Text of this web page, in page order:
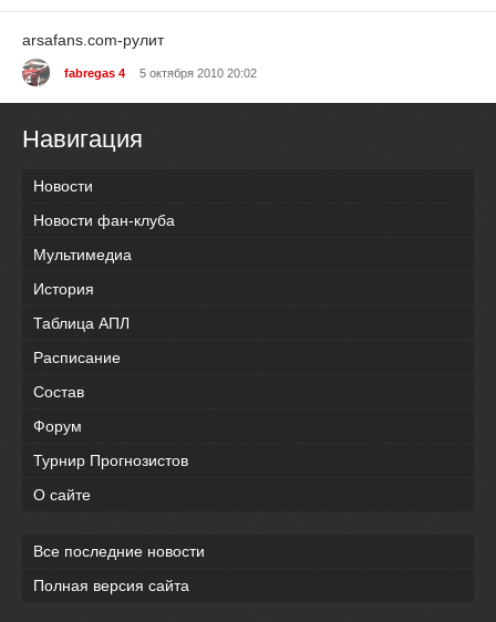
arsafans.com-рулит
fabregas 4 5 октября 2010 20:02
Навигация
Новости
Новости фан-клуба
Мультимедиа
История
Таблица АПЛ
Расписание
Состав
Форум
Турнир Прогнозистов
О сайте
Все последние новости
Полная версия сайта